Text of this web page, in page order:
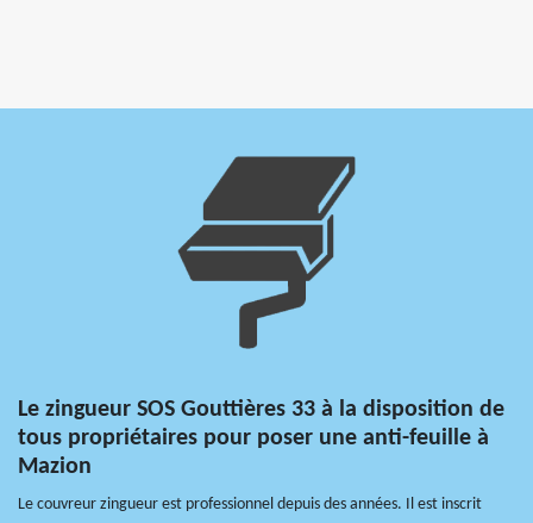
Le zingueur SOS Gouttières 33 à la disposition de
tous propriétaires pour poser une anti-feuille à
Mazion
Le couvreur zingueur est professionnel depuis des années. Il est inscrit